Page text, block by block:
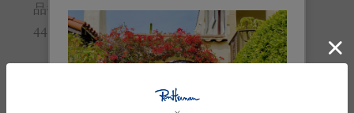
品番
4410600052